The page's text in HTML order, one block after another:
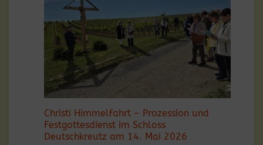
Christi Himmelfahrt – Prozession und
Festgottesdienst im Schloss
Deutschkreutz am 14. Mai 2026